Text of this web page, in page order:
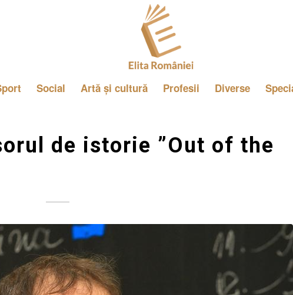
Social Artă și cultură Profesii Diverse
de istorie ”Out of the